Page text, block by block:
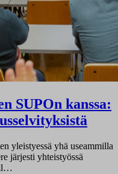
SUPOn kanssa:
yleistyessä yhä useammilla
järjesti yhteistyössä